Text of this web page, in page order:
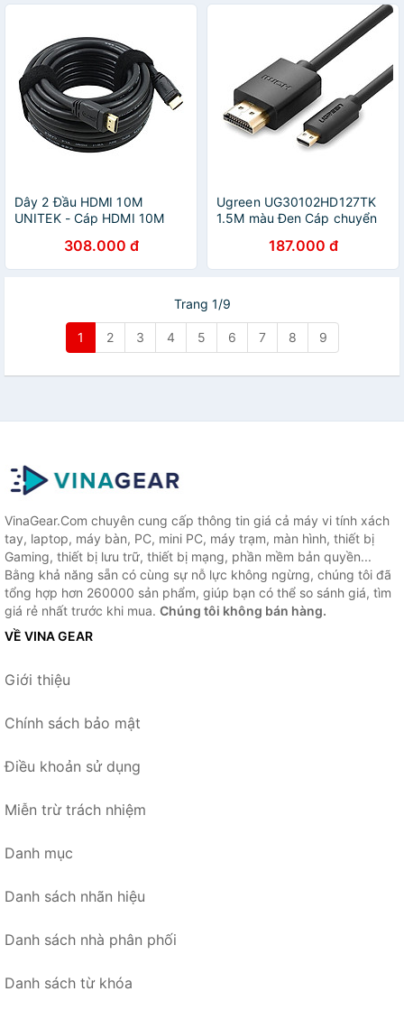
Dây 2 Đầu HDMI 10M
UNITEK - Cáp HDMI 10M
Chính Hãng308.000 đ
Ugreen UG30102HD127TK
1.5M màu Đen Cáp chuyển
thuần đồng - HÀNG CHÍNH
HÃNG
187.000 đ
Trang 1/9
1 2 3 4 5 6 7 8 9
VinaGear.Com chuyên cung cấp thông tin giá cả máy vi tính xách
tay, laptop, máy bàn, PC, mini PC, máy trạm, màn hình, thiết bị
Gaming, thiết bị lưu trữ, thiết bị mạng, phần mềm bản quyền...
Bằng khả năng sẵn có cùng sự nỗ lực không ngừng, chúng tôi đã
tổng hợp hơn 260000 sản phẩm, giúp bạn có thể so sánh giá, tìm
giá rẻ nhất trước khi mua. Chúng tôi không bán hàng.
VỀ VINA GEAR
Giới thiệu
Chính sách bảo mật
Điều khoản sử dụng
Miễn trừ trách nhiệm
Danh mục
Danh sách nhãn hiệu
Danh sách nhà phân phối
Danh sách từ khóa